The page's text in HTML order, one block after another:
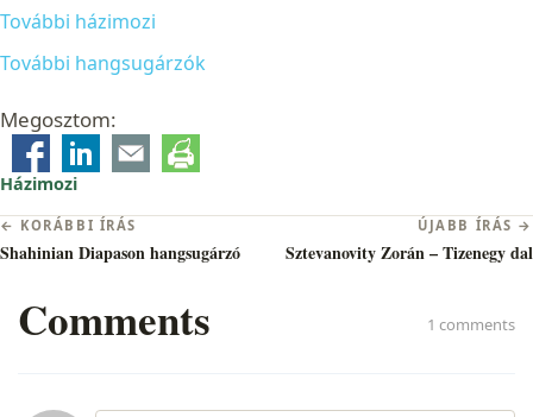
További házimozi
További hangsugárzók
Megosztom:
Házimozi
Bejegyzés
navigáció
← KORÁBBI ÍRÁS
Shahinian Diapason hangsugárzó
ÚJABB ÍRÁS →
Sztevanovity Zorán – Tizenegy dal
Comments 1 comments